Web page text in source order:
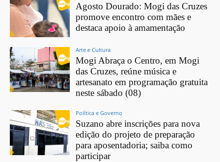
Agosto Dourado: Mogi das Cruzes
promove encontro com mães e
destaca apoio à amamentação
Arte e Cultura
Mogi Abraça o Centro, em Mogi
das Cruzes, reúne música e
artesanato em programação gratuita
neste sábado (08)
Política e Governo
Suzano abre inscrições para nova
edição do projeto de preparação
para aposentadoria; saiba como
participar